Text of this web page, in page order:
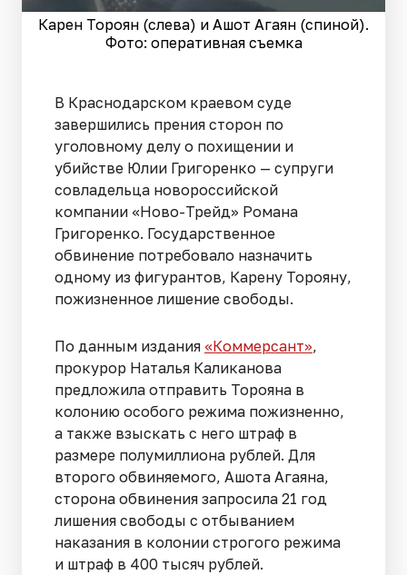
Карен Тороян (слева) и Ашот Агаян (спиной).
Фото: оперативная съемка
В Краснодарском краевом суде
завершились прения сторон по
уголовному делу о похищении и
убийстве Юлии Григоренко — супруги
совладельца новороссийской
компании «Ново-Трейд» Романа
Григоренко. Государственное
обвинение потребовало назначить
одному из фигурантов, Карену Торояну,
пожизненное лишение свободы.
По данным издания «Коммерсант»,
прокурор Наталья Каликанова
предложила отправить Торояна в
колонию особого режима пожизненно,
а также взыскать с него штраф в
размере полумиллиона рублей. Для
второго обвиняемого, Ашота Агаяна,
сторона обвинения запросила 21 год
лишения свободы с отбыванием
наказания в колонии строгого режима
и штраф в 400 тысяч рублей.